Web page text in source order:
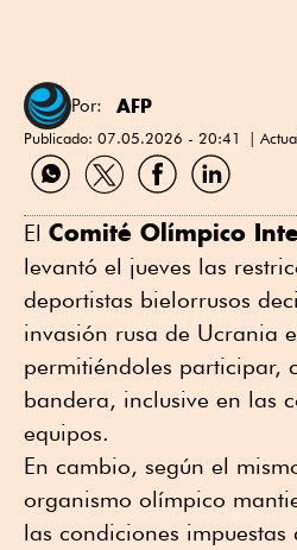
Por: AFP
Publicado: 07.05.2026 - 20:41
Compartir
por
Compartir
por
Compartir
por
Compartir
por
El Comité Olímpico
levantó el jueves las
deportistas bielorrusos
invasión rusa de Ucrania
permitiéndoles participar,
bandera, inclusive en las
equipos.
En cambio, según el
organismo olímpico
las condiciones impuestas